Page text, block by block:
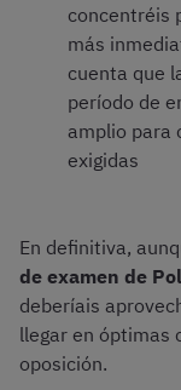
concentréis
más
cuenta que
período de
amplio para
exigidas
En definitiva,
de examen de
deberíais
llegar en óptimas
oposición.